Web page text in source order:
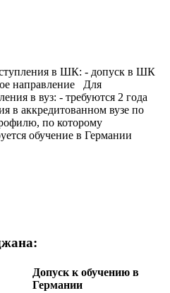
в ШК: - допуск в ШК
направление Для
в вуз: - требуются 2 года
в аккредитованном вузе по
по которому
обучение в Германии
Допуск к обучению в
Германии